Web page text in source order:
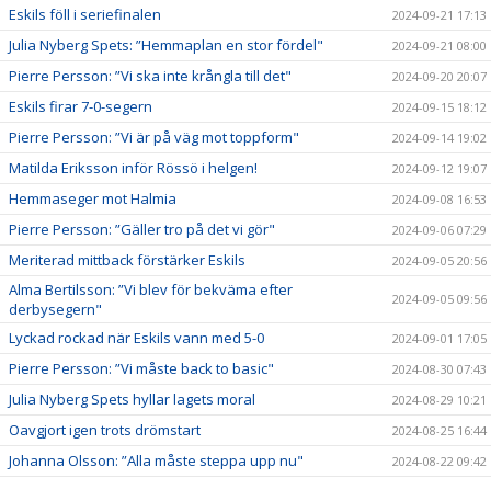
Eskils föll i seriefinalen 2024-09-21 17:13
Julia Nyberg Spets: ”Hemmaplan en stor fördel" 2024-09-21 08:00
Pierre Persson: ”Vi ska inte krångla till det" 2024-09-20 20:07
Eskils firar 7-0-segern 2024-09-15 18:12
Pierre Persson: ”Vi är på väg mot toppform" 2024-09-14 19:02
Matilda Eriksson inför Rössö i helgen! 2024-09-12 19:07
Hemmaseger mot Halmia 2024-09-08 16:53
Pierre Persson: ”Gäller tro på det vi gör" 2024-09-06 07:29
Meriterad mittback förstärker Eskils 2024-09-05 20:56
Alma Bertilsson: ”Vi blev för bekväma efter
derbysegern"
2024-09-05 09:56
Lyckad rockad när Eskils vann med 5-0 2024-09-01 17:05
Pierre Persson: ”Vi måste back to basic" 2024-08-30 07:43
Julia Nyberg Spets hyllar lagets moral 2024-08-29 10:21
Oavgjort igen trots drömstart 2024-08-25 16:44
Johanna Olsson: ”Alla måste steppa upp nu" 2024-08-22 09:42